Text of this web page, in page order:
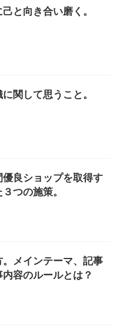
と向き合い磨く。
関して思うこと。
良ショップを取得す
つの施策。
メインテーマ、記事
容のルールとは？